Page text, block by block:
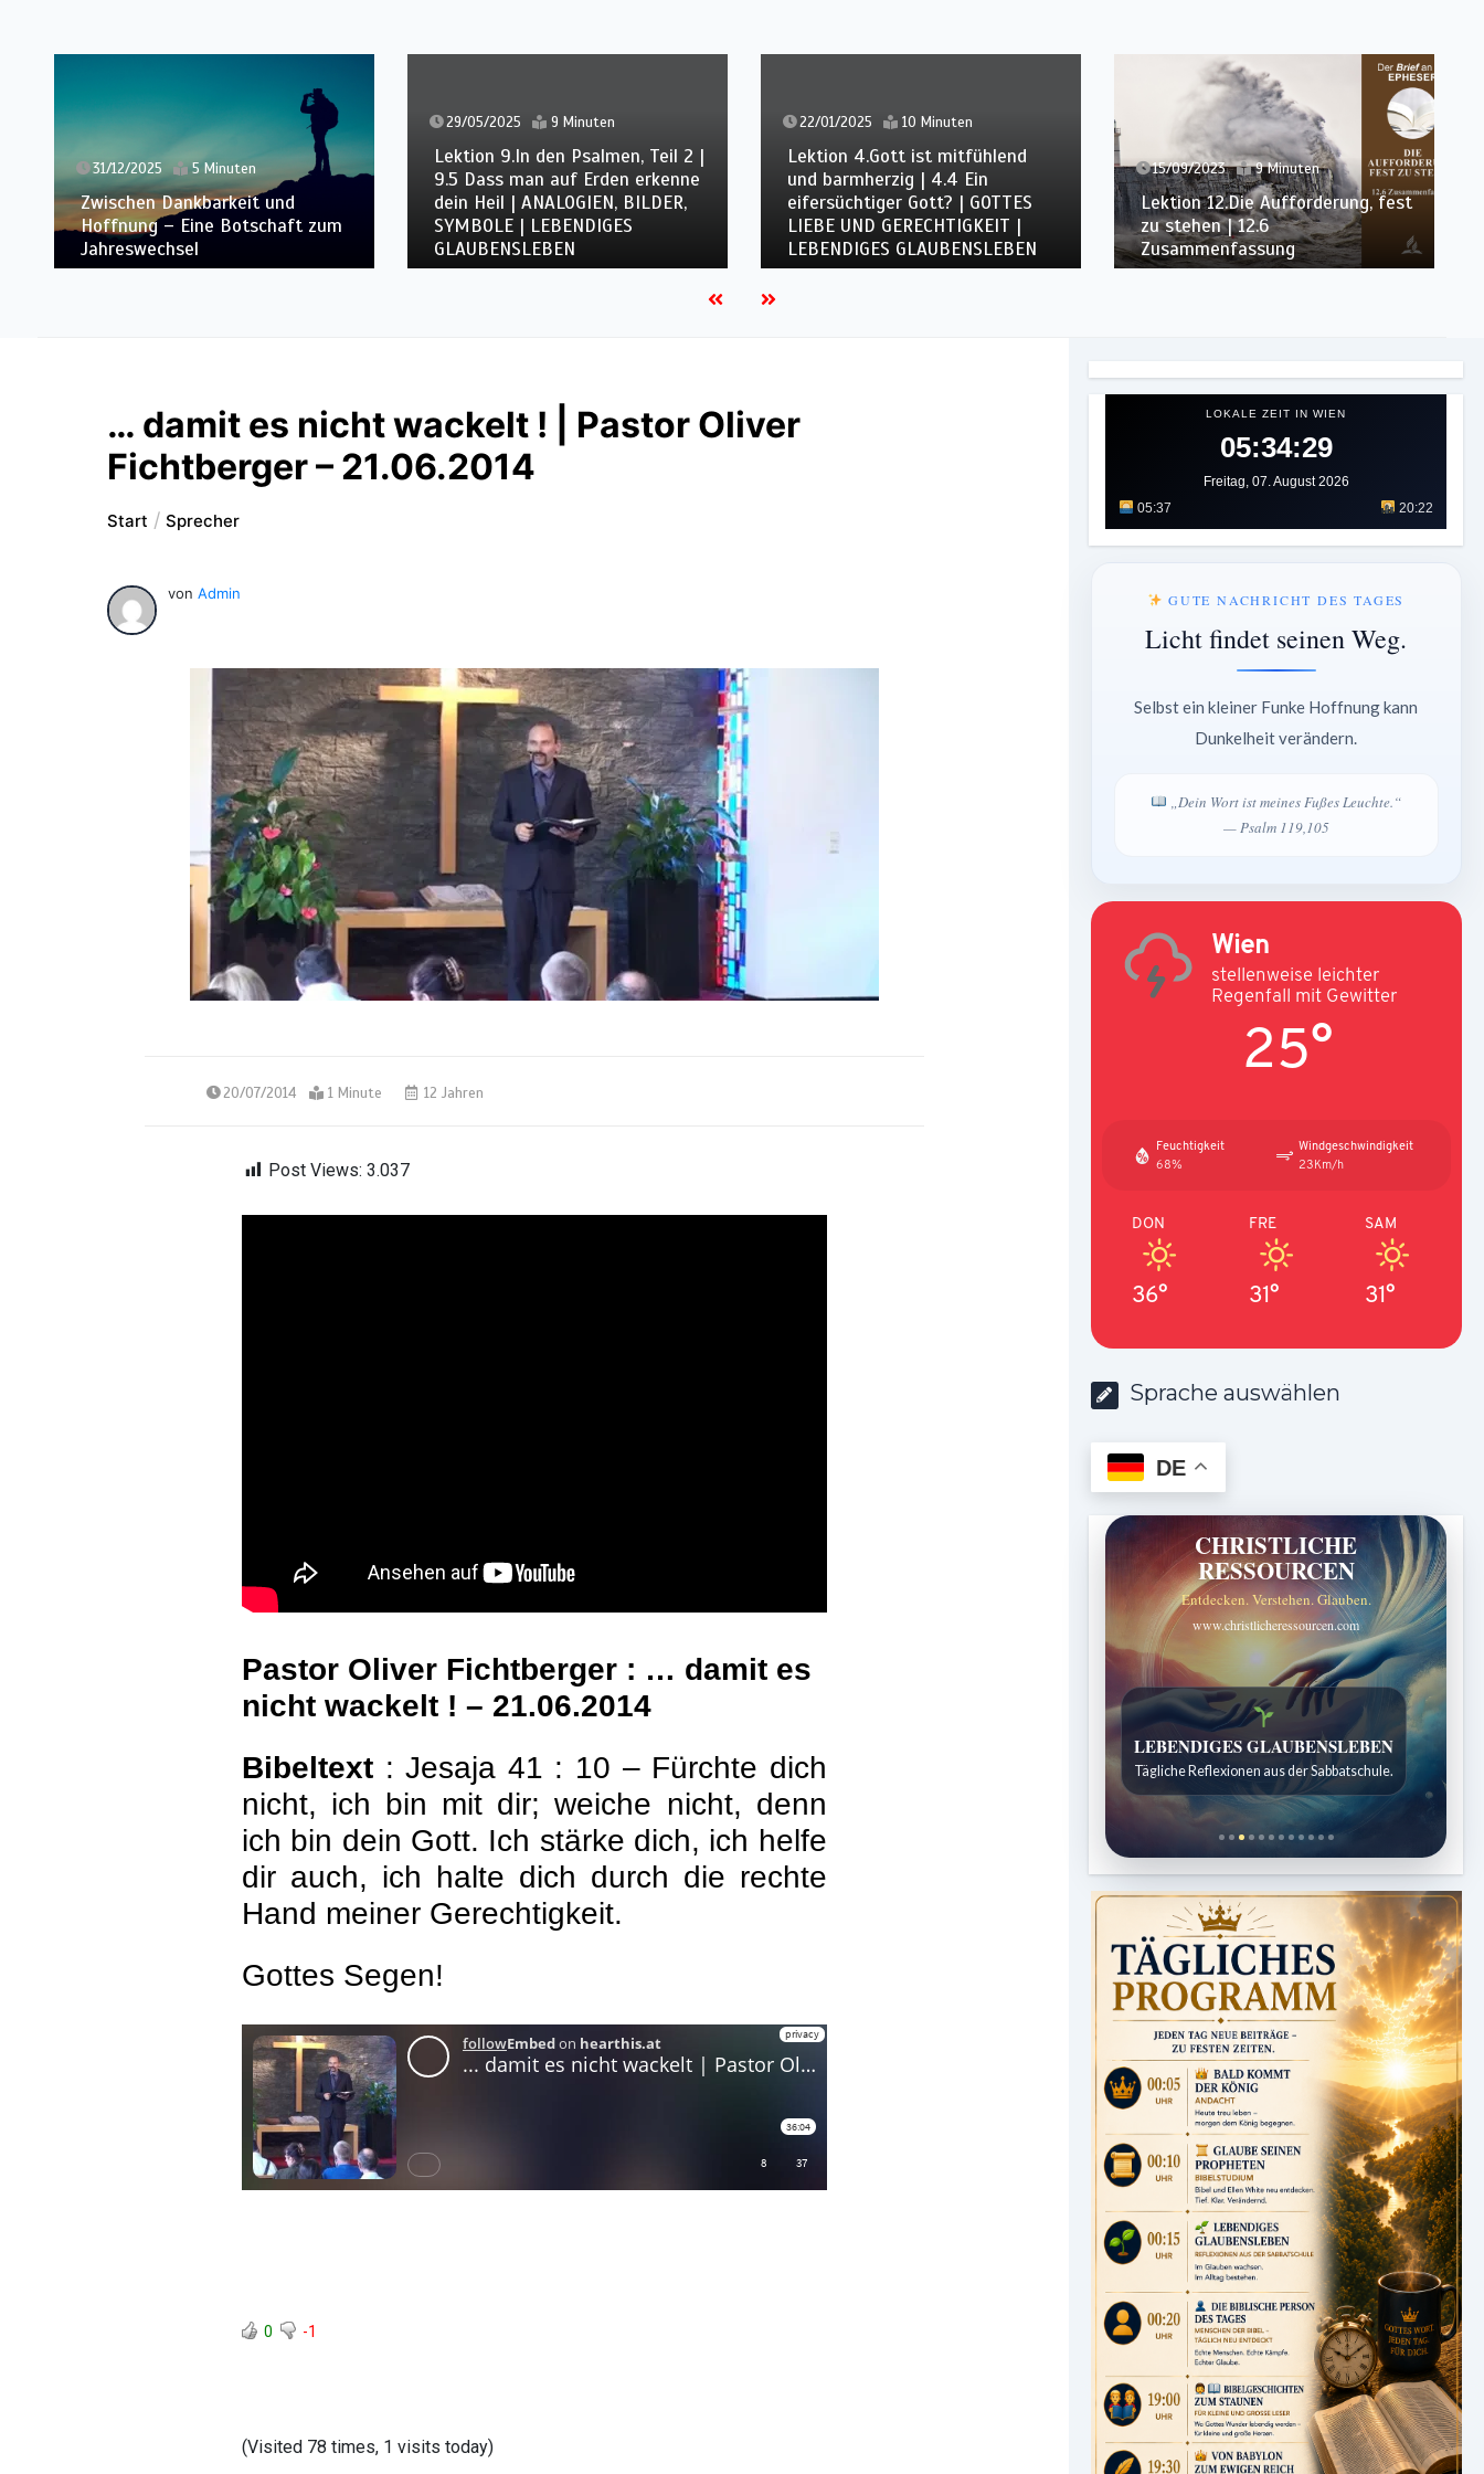
31/12/2025 5 Minuten
Zwischen Dankbarkeit und
Hoffnung – Eine Botschaft zum
Jahreswechsel
29/05/2025 9 Minuten
Lektion 9.In den Psalmen, Teil 2 |
9.5 Dass man auf Erden erkenne
dein Heil | ANALOGIEN, BILDER,
SYMBOLE | LEBENDIGES
GLAUBENSLEBEN
22/01/2025 10 Minuten
Lektion 4.Gott ist mitfühlend
und barmherzig | 4.4 Ein
eifersüchtiger Gott? | GOTTES
LIEBE UND GERECHTIGKEIT |
LEBENDIGES GLAUBENSLEBEN
15/09/2023 9 Minuten
Lektion 12.Die Aufforderung, fest
zu stehen | 12.6
Zusammenfassung
… damit es nicht wackelt ! | Pastor Oliver
Fichtberger – 21.06.2014
Start Sprecher
von Admin
20/07/2014 1 Minute 12 Jahren
Post Views: 3.037
Pastor Oliver Fichtberger : … damit es
nicht wackelt ! – 21.06.2014
Bibeltext: Jesaja 41 : 10 – Fürchte dich
nicht, ich bin mit dir; weiche nicht, denn
ich bin dein Gott. Ich stärke dich, ich helfe
dir auch, ich halte dich durch die rechte
Hand meiner Gerechtigkeit.
Gottes Segen!
0 -1
(Visited 78 times, 1 visits today)
LOKALE ZEIT IN WIEN
05:34:31
Freitag, 07. August 2026
05:37
20:22
GUTE NACHRICHT DES TAGES
Licht findet seinen Weg.
Selbst ein kleiner Funke Hoffnung kann
Dunkelheit verändern.
„Dein Wort ist meines Fußes Leuchte.“
— Psalm 119,105
Wien
stellenweise leichter
Regenfall mit Gewitter
25°
Feuchtigkeit
68%
Windgeschwindigkeit
23Km/h
DON
36°
FRE
31°
SAM
31°
Sprache auswählen
DE
CHRISTLICHE
RESSOURCEN
Entdecken. Verstehen. Glauben.
www.christlicheressourcen.com
Bibelgeschichten zum Staunen
Kindergeschichten für 7 bis 12 Jahre.